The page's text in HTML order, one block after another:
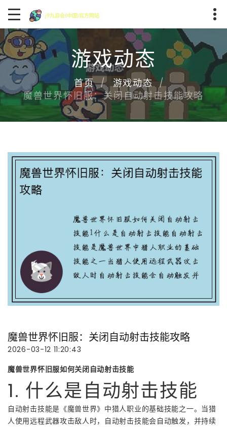
游戏动态
首页
游戏动态
魔兽世界怀旧服：关闭自动射击技能攻略
魔兽世界怀旧服：关闭自动射击技能攻略
2026-03-12 11:20:43
魔兽世界怀旧服如何关闭自动射击技能
1. 什么是自动射击技能
自动射击技能是《魔兽世界》中猎人职业的基础技能之一。当猎
人使用远程武器攻击敌人时，自动射击技能会自动触发，并持续